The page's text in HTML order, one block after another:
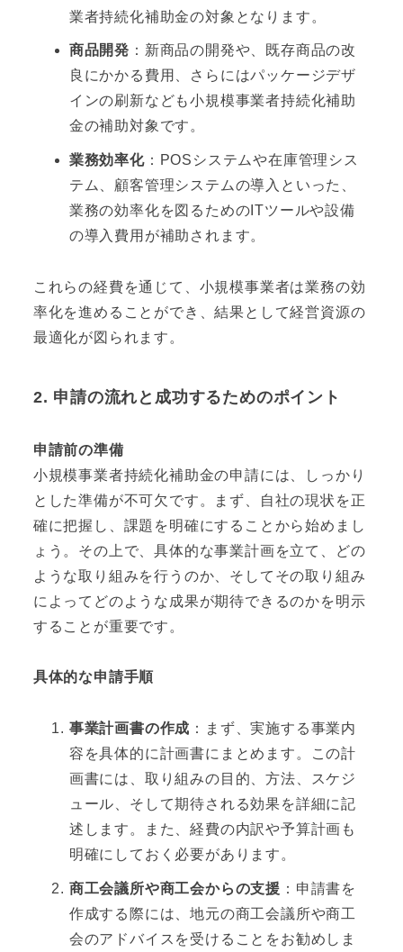
業者持続化補助金の対象となります。
商品開発 ：新商品の開発や、既存商品の改
良にかかる費用、さらにはパッケージデザ
インの刷新なども小規模事業者持続化補助
金の補助対象です。
業務効率化：POSシステムや在庫管理シス
テム、顧客管理システムの導入といった、
業務の効率化を図るためのITツールや設備
の導入費用が補助されます。
これらの経費を通じて、小規模事業者は業務の効
率化を進めることができ、結果として経営資源の
最適化が図られます。
2. 申請の流れと成功するためのポイント
申請前の準備
小規模事業者持続化補助金の申請には、しっかり
とした準備が不可欠です。まず、自社の現状を正
確に把握し、課題を明確にすることから始めまし
ょう。その上で、具体的な事業計画を立て、どの
ような取り組みを行うのか、そしてその取り組み
によってどのような成果が期待できるのかを明示
することが重要です。
具体的な申請手順
事業計画書の作成 ：まず、実施する事業内
容を具体的に計画書にまとめます。この計
画書には、取り組みの目的、方法、スケジ
ュール、そして期待される効果を詳細に記
述します。また、経費の内訳や予算計画も
明確にしておく必要があります。
商工会議所や商工会からの支援 ：申請書を
作成する際には、地元の商工会議所や商工
会のアドバイスを受けることをお勧めしま